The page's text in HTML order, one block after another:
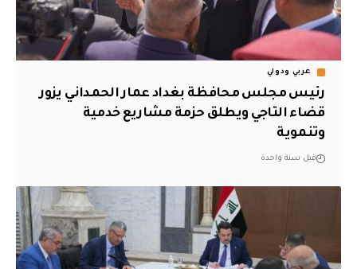
عربي ودولي
رئيس مجلس محافظة بغداد عمار الحمداني يزور
قضاء التاجي ويطلق حزمة مشاريع خدمية
وتنموية
قبل سنة واحدة